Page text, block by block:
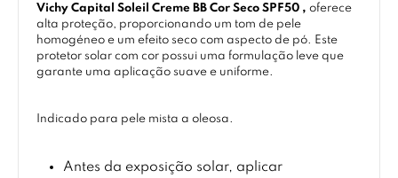
Vichy Capital Soleil Creme BB Cor Seco SPF50 , oferece
alta proteção, proporcionando um tom de pele
homogéneo e um efeito seco com aspecto de pó. Este
protetor solar com cor possui uma formulação leve que
garante uma aplicação suave e uniforme.
Indicado para pele mista a oleosa.
Antes da exposição solar, aplicar